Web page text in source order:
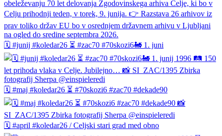
🗓️ #junij #koledar26 ⏳ #zac70 #70skozi6🚂 1. juni
🗓️ #maj #koledar26 ⏳ #70skozi6 #zac70 #dekade90
🗓️ #april #koledar26 / Celjski stari grad med obno